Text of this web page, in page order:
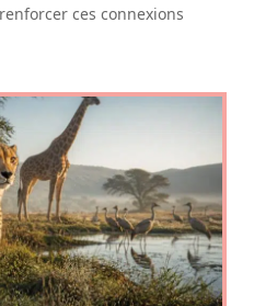
ces connexions